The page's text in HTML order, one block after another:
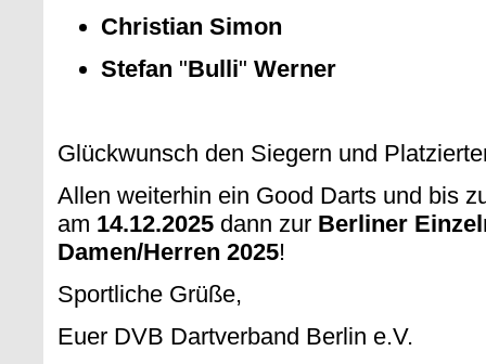
Christian Simon
Stefan "Bulli" Werner
Glückwunsch den Siegern und
Allen weiterhin ein Good Darts und bis
am 14.12.2025 dann zur Berliner
Damen/Herren 2025!
Sportliche Grüße,
Euer DVB Dartverband Berlin e.V.